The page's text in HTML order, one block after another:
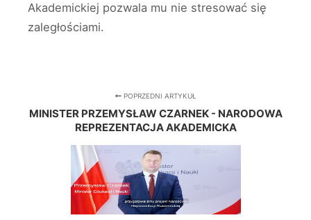
Akademickiej pozwala mu nie stresować się
zaległościami.
POPRZEDNI ARTYKUŁ
MINISTER PRZEMYSŁAW CZARNEK - NARODOWA
REPREZENTACJA AKADEMICKA